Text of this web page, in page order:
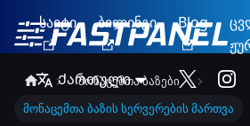
საიტი ბილინგი Blog
Ქართული
მონაცემთა ბაზები
მონაცემთა ბაზის სერვერების მართვა